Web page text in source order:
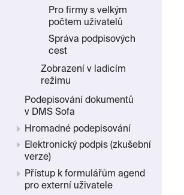
Pro firmy s velkým
počtem uživatelů
Správa podpisových
cest
Zobrazení v ladicím
režimu
Podepisování dokumentů
v DMS Sofa
Hromadné podepisování
Elektronický podpis (zkušební
verze)
Přístup k formulářům agend
pro externí uživatele